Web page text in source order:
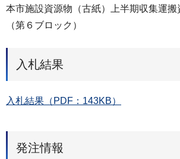
本市施設資源物（古紙）上半期収集運搬
（第６ブロック）
入札結果
入札結果（PDF：143KB）
発注情報